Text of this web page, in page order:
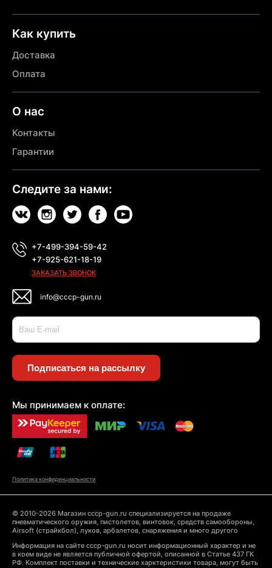
Как купить
Доставка
Оплата
О нас
Контакты
Гарантии
Следите за нами:
+7-499-394-59-42
+7-925-621-18-19
ЗАКАЗАТЬ ЗВОНОК
info@cccp-gun.ru
Подписаться на рассылку
Мы принимаем к оплате:
Политика конфиденциальности
© 2010-2026 Магазин cccp-gun.ru специализируется на продаже
пневматического оружия, пистолетов, винтовок, средств самообороны,
Airsoft (страйкбол), луков, арбалетов, снаряжения и много другого
Информация на сайте cccp-gun.ru носит информационный характер и не
в коем виде не является публичной офертой, описанной в Статье 437 ГК
РФ. Комплект поставки и технические харктеристики товара, могут быть